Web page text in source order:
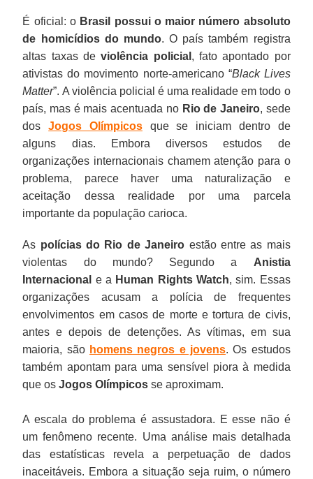
É oficial: o Brasil possui o maior número absoluto
de homicídios do mundo. O país também registra
altas taxas deviolência policial , fato apontado por
ativistas do movimento norte-americano “Black Lives
Matter”. A violência policial é uma realidade em todo o
país, mas é mais acentuada no Rio de Janeiro, sede
dosJogos Olímpicosque se iniciam dentro de
alguns dias. Embora diversos estudos de
organizações internacionais chamem atenção para o
problema, parece haver uma naturalização e
aceitação dessa realidade por uma parcela
importante da população carioca.
As polícias do Rio de Janeiro estão entre as mais
violentas do mundo? Segundo a Anistia
Internacional e a Human Rights Watch, sim. Essas
organizações acusam a polícia de frequentes
envolvimentos em casos de morte e tortura de civis,
antes e depois de detenções. As vítimas, em sua
maioria, são homens negros e jovens. Os estudos
também apontam para uma sensível piora à medida
que osJogos Olímpicos se aproximam.
A escala do problema é assustadora. E esse não é
um fenômeno recente. Uma análise mais detalhada
das estatísticas revela a perpetuação de dados
inaceitáveis. Embora a situação seja ruim, o número